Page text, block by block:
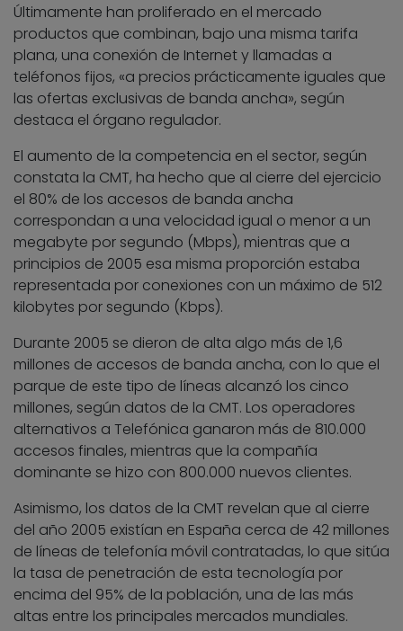
Últimamente han proliferado en el mercado
productos que combinan, bajo una misma tarifa
plana, una conexión de Internet y llamadas a
teléfonos fijos, «a precios prácticamente iguales que
las ofertas exclusivas de banda ancha», según
destaca el órgano regulador.
El aumento de la competencia en el sector, según
constata la CMT, ha hecho que al cierre del ejercicio
el 80% de los accesos de banda ancha
correspondan a una velocidad igual o menor a un
megabyte por segundo (Mbps), mientras que a
principios de 2005 esa misma proporción estaba
representada por conexiones con un máximo de 512
kilobytes por segundo (Kbps).
Durante 2005 se dieron de alta algo más de 1,6
millones de accesos de banda ancha, con lo que el
parque de este tipo de líneas alcanzó los cinco
millones, según datos de la CMT. Los operadores
alternativos a Telefónica ganaron más de 810.000
accesos finales, mientras que la compañía
dominante se hizo con 800.000 nuevos clientes.
Asimismo, los datos de la CMT revelan que al cierre
del año 2005 existían en España cerca de 42 millones
de líneas de telefonía móvil contratadas, lo que sitúa
la tasa de penetración de esta tecnología por
encima del 95% de la población, una de las más
altas entre los principales mercados mundiales.